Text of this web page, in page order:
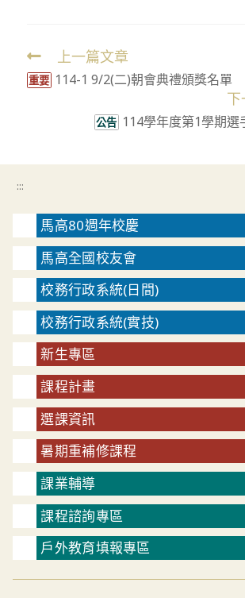
Read
more
上一篇文章
重要 114-1 9/2(二)朝會典禮頒獎名單
下
公告 114學年度第1學期選
:::
馬高80週年校慶
馬高全國校友會
校務行政系統(日間)
校務行政系統(實技)
新生專區
課程計畫
選課資訊
暑期重補修課程
課業輔導
課程諮詢專區
戶外教育填報專區